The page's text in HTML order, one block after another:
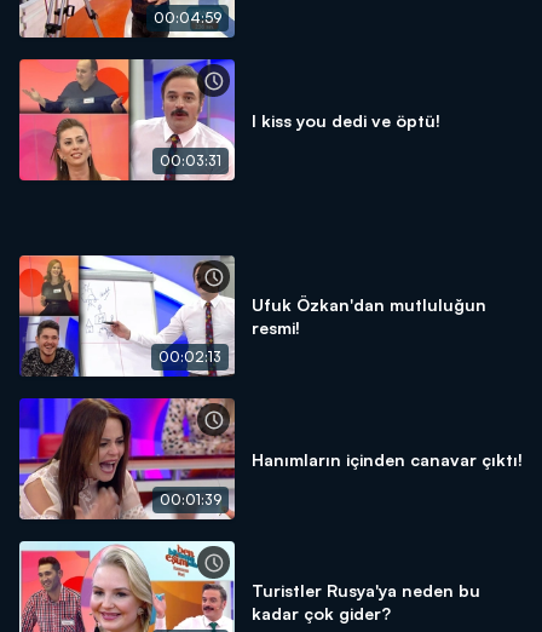
00:04:59
00:03:31
I kiss you dedi ve öptü!
00:02:13
Ufuk Özkan'dan mutluluğun
resmi!
00:01:39
Hanımların içinden canavar çıktı!
Turistler Rusya'ya neden bu
kadar çok gider?